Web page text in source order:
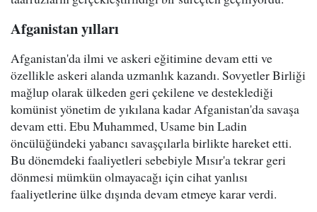
Afganistan yılları
Afganistan'da ilmi ve askeri eğitimine devam etti ve
özellikle askeri alanda uzmanlık kazandı. Sovyetler Birliği
mağlup olarak ülkeden geri çekilene ve desteklediği
komünist yönetim de yıkılana kadar Afganistan'da savaşa
devam etti. Ebu Muhammed, Usame bin Ladin
öncülüğündeki yabancı savaşçılarla birlikte hareket etti.
Bu dönemdeki faaliyetleri sebebiyle Mısır'a tekrar geri
dönmesi mümkün olmayacağı için cihat yanlısı
faaliyetlerine ülke dışında devam etmeye karar verdi.